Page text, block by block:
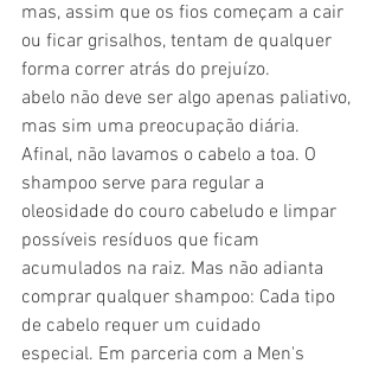
mas, assim que os fios começam a cair
ou ficar grisalhos, tentam de qualquer
forma correr atrás do prejuízo.
abelo não deve ser algo apenas paliativo,
mas sim uma preocupação diária.
Afinal, não lavamos o cabelo a toa. O
shampoo serve para regular a
oleosidade do couro cabeludo e limpar
possíveis resíduos que ficam
acumulados na raiz. Mas não adianta
comprar qualquer shampoo: Cada tipo
de cabelo requer um cuidado
especial. Em parceria com a Men's